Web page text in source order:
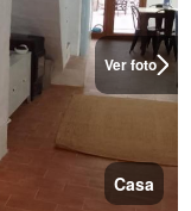
Ver foto
Casa